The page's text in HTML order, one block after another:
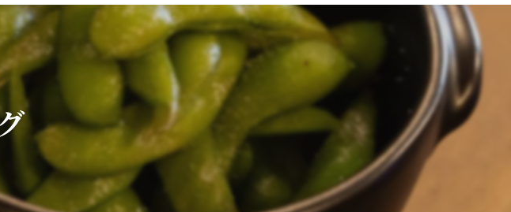
焼き鳥
子連れ
モツ鍋
コラム